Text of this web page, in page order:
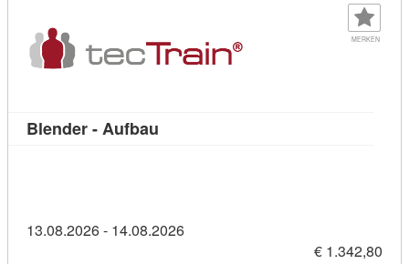
MERKEN
Blender - Aufbau
13.08.2026 - 14.08.2026
€ 1.342,80